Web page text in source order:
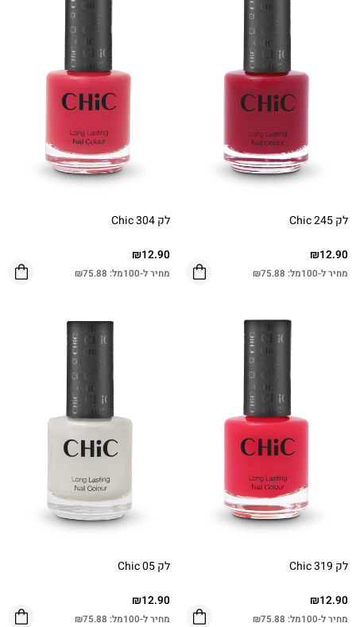
לק Chic 245
₪12.90
מחיר ל-100מל: ₪75.88
לק Chic 304
₪12.90
מחיר ל-100מל: ₪75.88
לק Chic 319
₪12.90
מחיר ל-100מל: ₪75.88
לק Chic 05
₪12.90
מחיר ל-100מל: ₪75.88